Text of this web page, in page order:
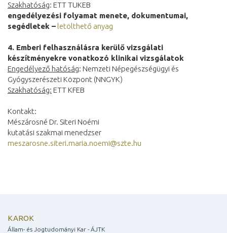
Szakhatóság: ETT TUKEB
engedélyezési folyamat menete, dokumentumai,
segédletek – letölthető anyag
4. Emberi felhasználásra kerülő vizsgálati
készítményekre vonatkozó klinikai vizsgálatok
Engedélyező hatóság: Nemzeti Népegészségügyi és
Gyógyszerészeti Központ (NNGYK)
Szakhatóság: ETT KFEB
Kontakt:
Mészárosné Dr. Siteri Noémi
kutatási szakmai menedzser
meszarosne.siteri.maria.noemi@szte.hu
KAROK
Állam- és Jogtudományi Kar - ÁJTK